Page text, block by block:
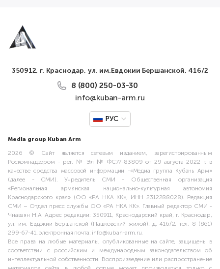
350912, г. Краснодар, ул. им.Евдокии Бершанской, 416/2
8 (800) 250-03-30
info@kuban-arm.ru
РУС
Media group Kuban Arm
2026 © Сайт является сетевым изданием, зарегистрированным
Роскомнадзором - рег. № Эл № ФС77-83809 от 29 августа 2022 г. в
качестве средства массовой информации -«Медиа группа Кубань Арм»
(далее - СМИ). Учредитель СМИ - Общественная организация
«Региональная армянская национально-культурная автономия
Краснодарского края» (ОО «РА НКА КК», ИНН 2312288028). Редакция
СМИ – Отдел пресс службы ОО «РА НКА КК». Главный редактор СМИ -
Чнаваян Н.А. Адрес редакции: 350911, Краснодарский край, г. Краснодар,
ул. им. Евдокии Бершанской (Пашковский жилой), д. 416/2, тел. 8 (861)
299-67-41, электронная почта: info@kuban-arm.ru.
Все права на любые материалы, опубликованные на сайте, защищены в
соответствии с российским и международным законодательством об
интеллектуальной собственности. Воспроизведение или распространение